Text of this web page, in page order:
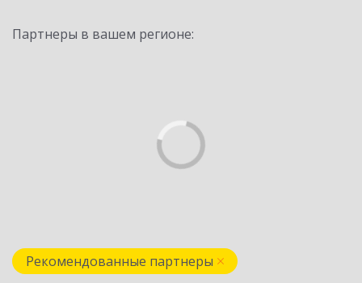
Партнеры в вашем регионе:
Рекомендованные партнеры